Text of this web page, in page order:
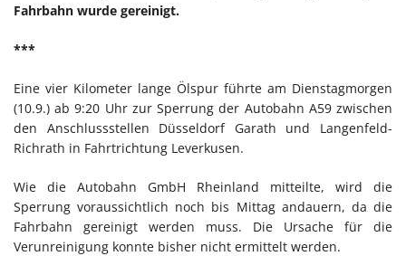
Fahrbahn wurde gereinigt.
***
Eine vier Kilometer lange Ölspur führte am Dienstagmorgen
(10.9.) ab 9:20 Uhr zur Sperrung der Autobahn A59 zwischen
den Anschlussstellen Düsseldorf Garath und Langenfeld-
Richrath in Fahrtrichtung Leverkusen.
Wie die Autobahn GmbH Rheinland mitteilte, wird die
Sperrung voraussichtlich noch bis Mittag andauern, da die
Fahrbahn gereinigt werden muss. Die Ursache für die
Verunreinigung konnte bisher nicht ermittelt werden.